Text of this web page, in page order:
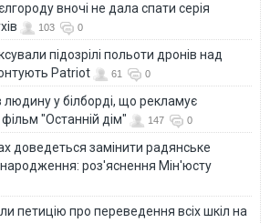
вночі не дала спати серія
103 0
підозрілі польоти дронів над
Patriot
61 0
людину у білборді, що рекламує
"Останній дім"
147 0
доведеться замінити радянське
роз'яснення Мін'юсту
петицію про переведення всіх шкіл на